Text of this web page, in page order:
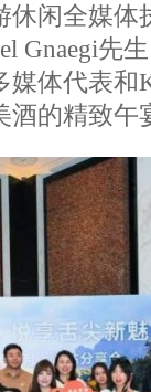
闲全媒体
Gnaegi先
体代表和
酒的精致午